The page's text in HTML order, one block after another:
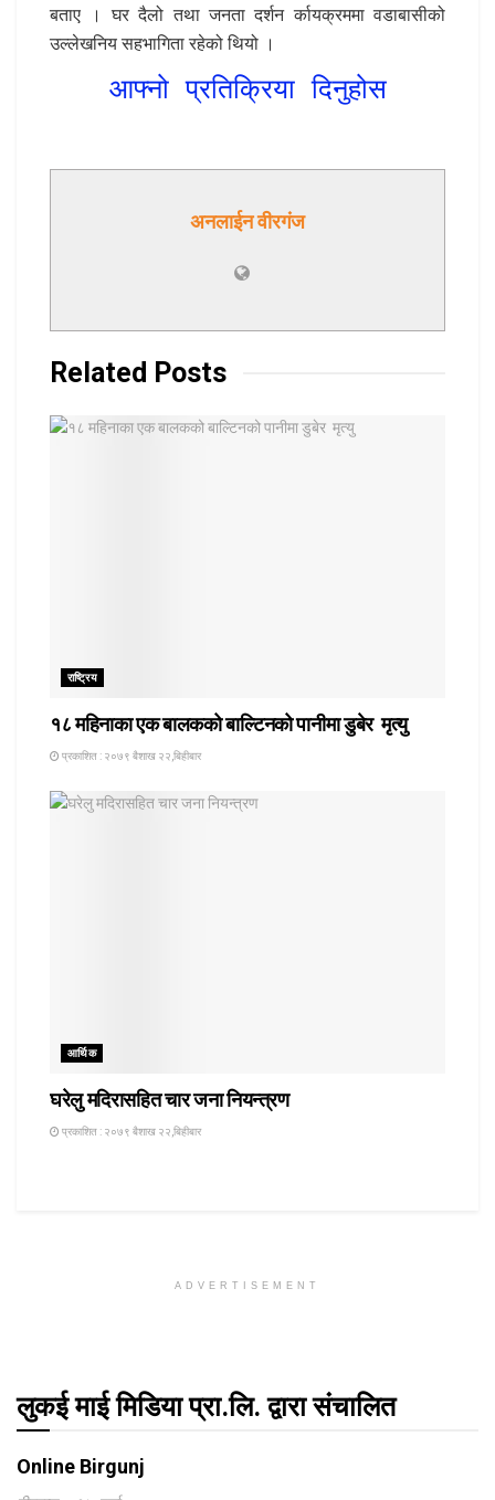
बताए । घर दैलो तथा जनता दर्शन र्कायक्रममा वडाबासीको
उल्लेखनिय सहभागिता रहेको थियो ।
आफ्नो प्रतिक्रिया दिनुहोस
अनलाईन वीरगंज
Related Posts
राष्ट्रिय
१८ महिनाका एक बालकको बाल्टिनको पानीमा डुबेर मृत्यु
प्रकाशित : २०७९ बैशाख २२,बिहीबार
आर्थिक
घरेलु मदिरासहित चार जना नियन्त्रण
प्रकाशित : २०७९ बैशाख २२,बिहीबार
ADVERTISEMENT
लुकई माई मिडिया प्रा.लि. द्वारा संचालित
Online Birgunj